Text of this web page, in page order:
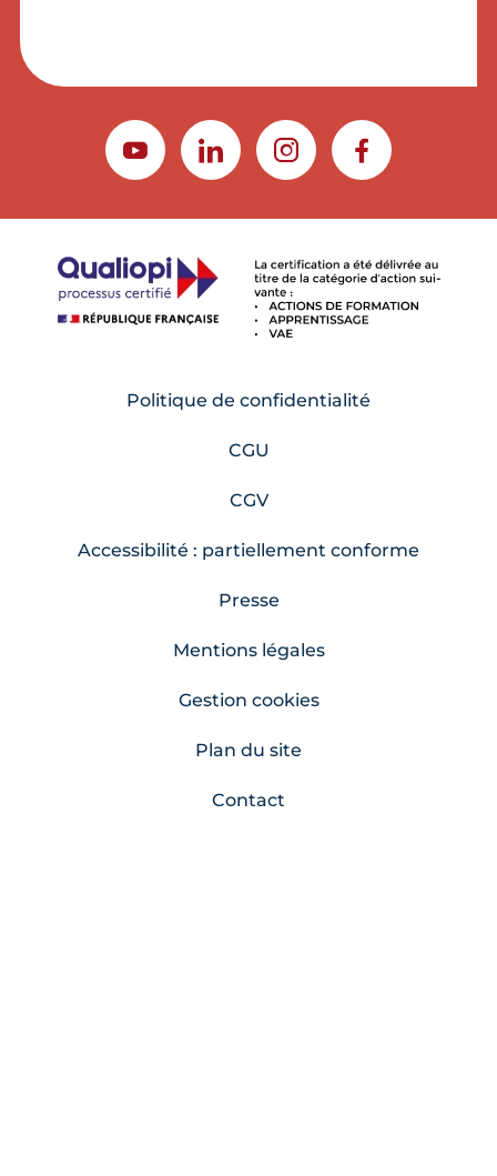
YOUTUBELINKEDININSTAGRAMFACEBOOK
Politique de confidentialité
CGU
CGV
Accessibilité : partiellement conforme
Presse
Mentions légales
Gestion cookies
Plan du site
Contact